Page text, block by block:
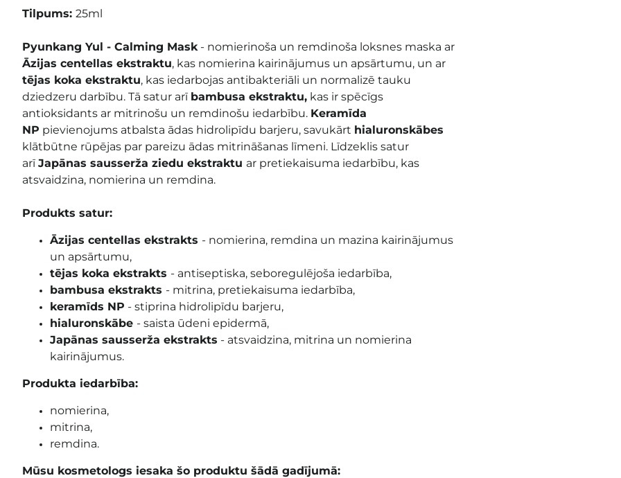
Tilpums: 25ml
Pyunkang Yul - Calming Mask - nomierinoša un remdinoša loksnes maska ar
Āzijas centellas ekstraktu, kas nomierina kairinājumus un apsārtumu, un ar
tējas koka ekstraktu, kas iedarbojas antibakteriāli un normalizē tauku
dziedzeru darbību. Tā satur arī bambusa ekstraktu, kas ir spēcīgs
antioksidants ar mitrinošu un remdinošu iedarbību. Keramīda
NP pievienojums atbalsta ādas hidrolipīdu barjeru, savukārt hialuronskābes
klātbūtne rūpējas par pareizu ādas mitrināšanas līmeni. Līdzeklis satur
arīJapānas sausserža ziedu ekstraktu ar pretiekaisuma iedarbību, kas
atsvaidzina, nomierina un remdina.
Produkts satur:
Āzijas centellas ekstrakts - nomierina, remdina un mazina kairinājumus
un apsārtumu,
tējas koka ekstrakts - antiseptiska, seboregulējoša iedarbība,
bambusa ekstrakts - mitrina, pretiekaisuma iedarbība,
keramīds NP - stiprina hidrolipīdu barjeru,
hialuronskābe - saista ūdeni epidermā,
Japānas sausserža ekstrakts - atsvaidzina, mitrina un nomierina
kairinājumus.
Produkta iedarbība:
nomierina,
mitrina,
remdina.
Mūsu kosmetologs iesaka šo produktu šādā gadījumā: